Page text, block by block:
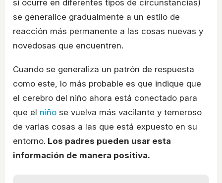
si ocurre en diferentes tipos de circunstancias)
se generalice gradualmente a un estilo de
reacción más permanente a las cosas nuevas y
novedosas que encuentren.
Cuando se generaliza un patrón de respuesta
como este, lo más probable es que indique que
el cerebro del niño ahora está conectado para
que el niño se vuelva más vacilante y temeroso
de varias cosas a las que está expuesto en su
entorno. Los padres pueden usar esta
información de manera positiva.